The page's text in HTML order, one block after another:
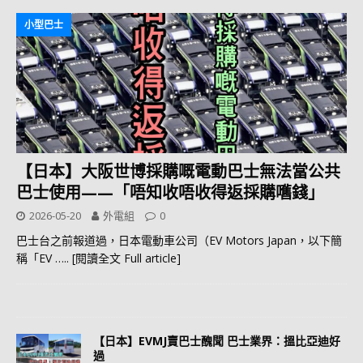
小型巴士
【日本】大阪世博採購嘅電動巴士無法當公共
巴士使用——「唔知收唔收得返採購嚿錢」
2026-05-20 外電組 0
巴士台之前報道過，日本電動車公司（EV Motors Japan，以下簡
稱「EV ….. [閱讀全文 Full article]
【日本】EVMJ賣巴士醜聞 巴士業界：搵比亞迪好
過